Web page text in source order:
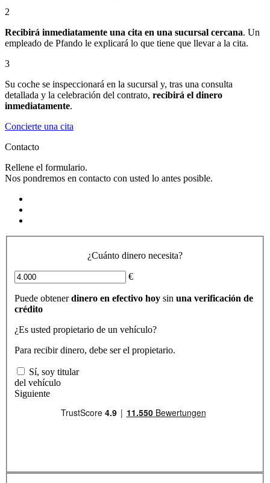
2
Recibirá inmediatamente una cita en una sucursal cercana. Un
empleado de Pfando le explicará lo que tiene que llevar a la cita.
3
Su coche se inspeccionará en la sucursal y, tras una consulta
detallada y la celebración del contrato, recibirá el dinero
inmediatamente.
Concierte una cita
Contacto
Rellene el formulario.
Nos pondremos en contacto con usted lo antes posible.
¿Cuánto dinero necesita?
€
Puede obtenerdinero en efectivo hoy sin una verificación de
crédito
¿Es usted propietario de un vehículo?
Para recibir dinero, debe ser el propietario.
Sí, soy titular
del vehículo
Siguiente